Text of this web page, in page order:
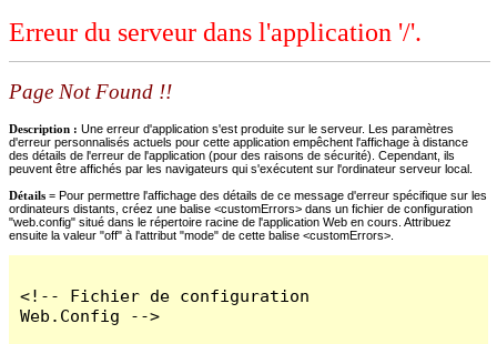
Erreur du serveur dans l'application '/'.
Page Not Found !!
Description : Une erreur d'application s'est produite sur le serveur. Les paramètres
d'erreur personnalisés actuels pour cette application empêchent l'affichage à distance
des détails de l'erreur de l'application (pour des raisons de sécurité). Cependant, ils
peuvent être affichés par les navigateurs qui s'exécutent sur l'ordinateur serveur local.
Détails = Pour permettre l'affichage des détails de ce message d'erreur spécifique sur les
ordinateurs distants, créez une balise <customErrors> dans un fichier de configuration
"web.config" situé dans le répertoire racine de l'application Web en cours. Attribuez
ensuite la valeur "off" à l'attribut "mode" de cette balise <customErrors>.
<!-- Fichier de configuration
Web.Config -->